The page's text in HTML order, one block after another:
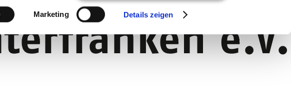
Marketing Details zeigen